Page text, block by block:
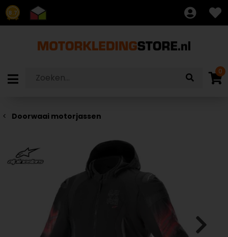
8.7
0
Doorwaai motorjassen